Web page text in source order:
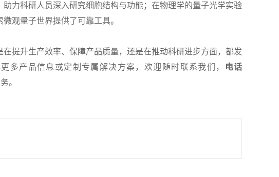
力科研人员深入研究细胞结构与功能；在物理学的量子光学实验
观量子世界提供了可靠工具。
提升生产效率、保障产品质量，还是在推动科研进步方面，都发
多产品信息或定制专属解决方案，欢迎随时联系我们，
电话
。